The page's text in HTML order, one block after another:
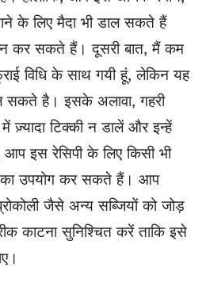
के लिए मैदा भी डाल सकते हैं
कर सकते हैं। दूसरी बात, मैं कम
विधि के साथ गयी हूं, लेकिन यह
सकते है। इसके अलावा, गहरी
टिक्की न डालें और इन्हें
इस रेसिपी के लिए किसी भी
का उपयोग कर सकते हैं। आप
जैसे अन्य सब्जियों को जोड़
काटना सुनिश्चित करें ताकि इसे